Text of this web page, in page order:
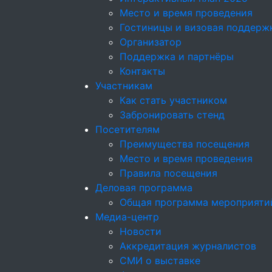
Место и время проведения
Гостиницы и визовая
Организатор
Поддержка и партнёры
Контакты
Участникам
Как стать участником
Забронировать стенд
Посетителям
Преимущества посещения
Место и время проведения
Правила посещения
Деловая программа
Общая программа
Медиа-центр
Новости
Аккредитация журналистов
СМИ о выставке